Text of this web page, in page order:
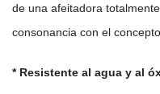
de una afeitadora
consonancia con el
* Resistente al agua y al